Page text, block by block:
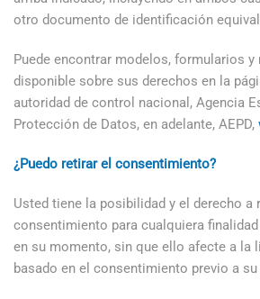
otro documento de identificación
Puede encontrar modelos, formularios
disponible sobre sus derechos en la
autoridad de control nacional, Agencia
Protección de Datos, en adelante, AEPD,
¿Puedo retirar el consentimiento?
Usted tiene la posibilidad y el derecho a
consentimiento para cualquiera
en su momento, sin que ello afecte a la
basado en el consentimiento previo a